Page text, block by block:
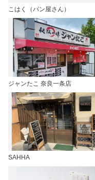
こはく（パン屋さん）
ジャンたこ 奈良一条店
SAHHA